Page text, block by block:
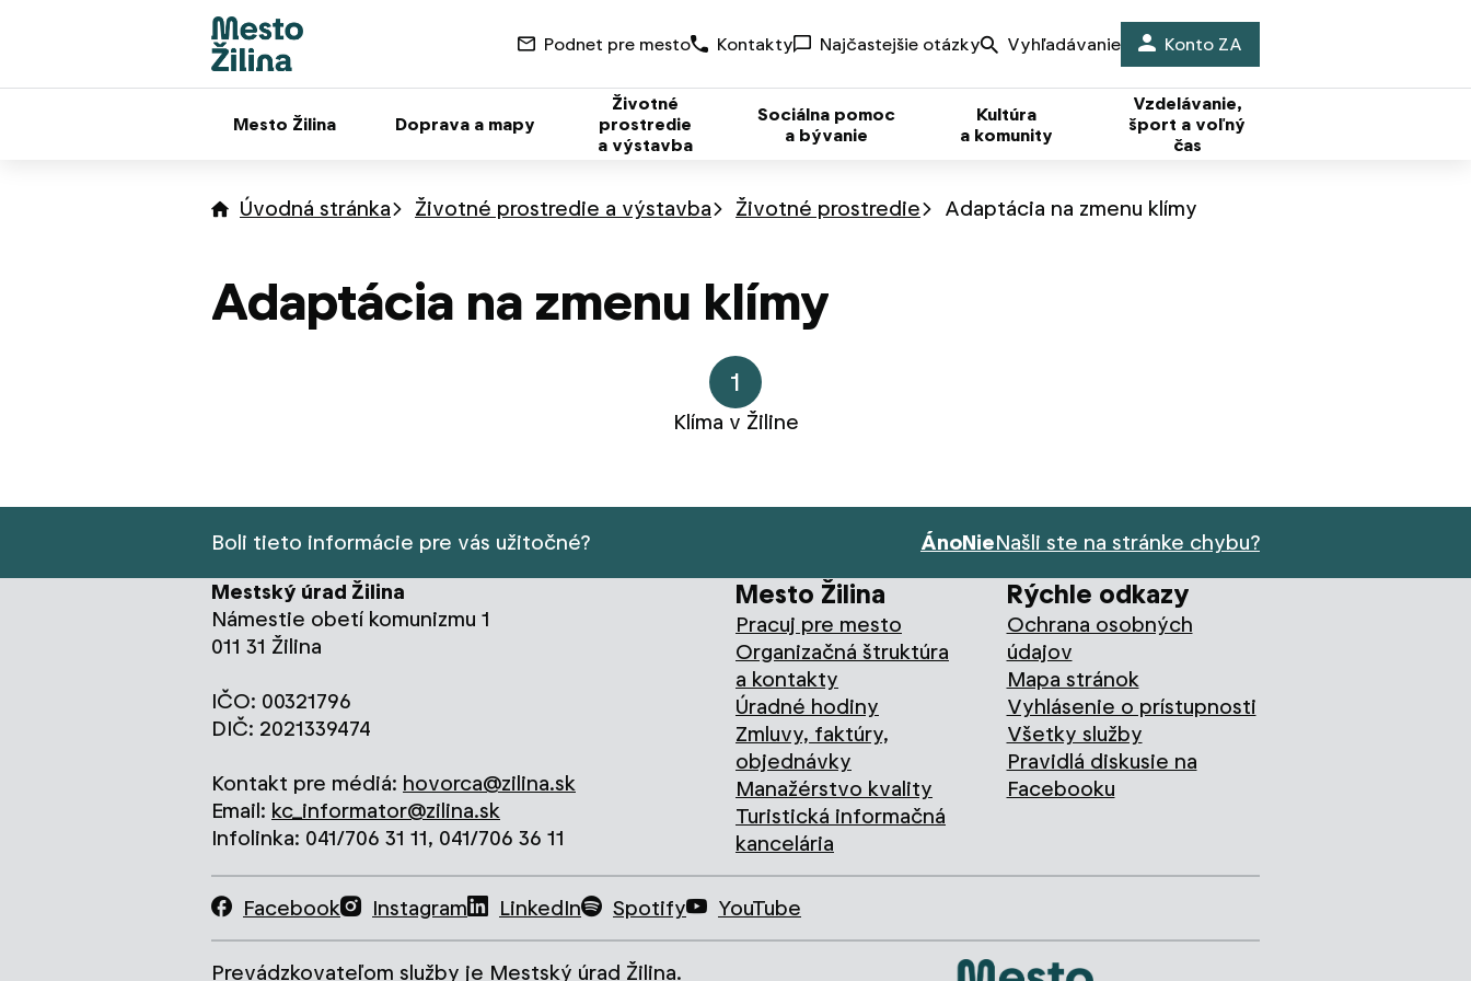
Podnet pre mesto Kontakty Najčastejšie otázky Vyhľadávanie Konto ZA
Mesto Žilina Doprava a mapy
Životné
prostredie
a výstavba
Sociálna pomoc
a bývanie
Kultúra
a komunity
Vzdelávanie,
šport a voľný
čas
Úvodná stránka Životné prostredie a výstavba Životné prostredie Adaptácia na zmenu klímy
Adaptácia na zmenu klímy
1
Klíma v Žiline
Boli tieto informácie pre vás užitočné? ÁnoNieNašli ste na stránke chybu?
Mestský úrad Žilina
Námestie obetí komunizmu 1
011 31 Žilina
IČO: 00321796
DIČ: 2021339474
Kontakt pre médiá: hovorca@zilina.sk
Email: kc_informator@zilina.sk
Infolinka: 041/706 31 11, 041/706 36 11
Mesto Žilina
Pracuj pre mesto
Organizačná štruktúra
a kontakty
Úradné hodiny
Zmluvy, faktúry,
objednávky
Manažérstvo kvality
Turistická informačná
kancelária
Rýchle odkazy
Ochrana osobných
údajov
Mapa stránok
Vyhlásenie o prístupnosti
Všetky služby
Pravidlá diskusie na
Facebooku
Facebook Instagram LinkedIn Spotify YouTube
Prevádzkovateľom služby je Mestský úrad Žilina.